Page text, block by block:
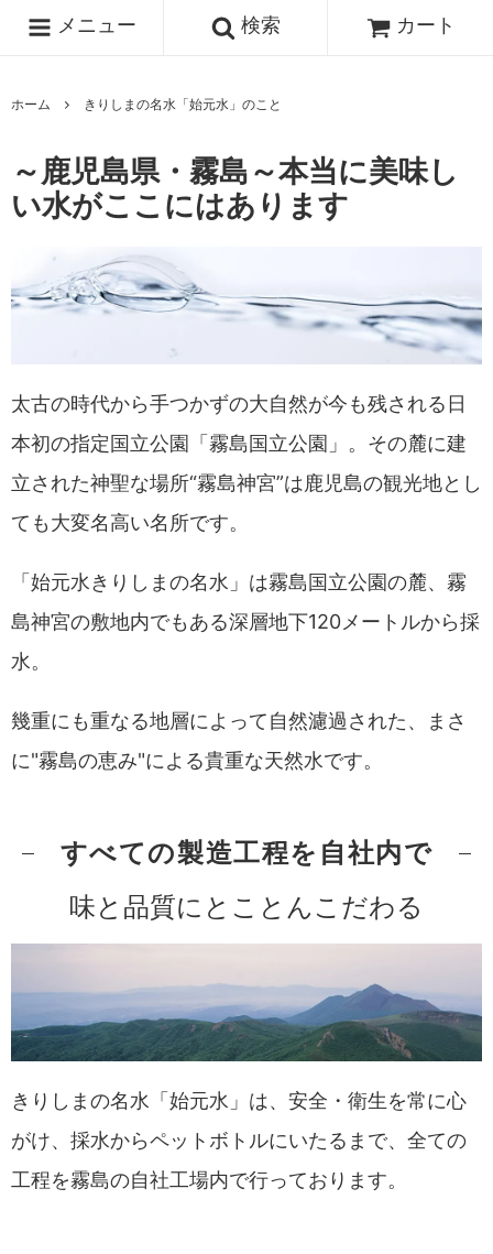
メニュー 検索 カート
ホーム きりしまの名水「始元水」のこと
～鹿児島県・霧島～本当に美味し
い水がここにはあります
太古の時代から手つかずの大自然が今も残される日
本初の指定国立公園「霧島国立公園」。その麓に建
立された神聖な場所“霧島神宮”は鹿児島の観光地とし
ても大変名高い名所です。
「始元水きりしまの名水」は霧島国立公園の麓、霧
島神宮の敷地内でもある深層地下120メートルから採
水。
幾重にも重なる地層によって自然濾過された、まさ
に"霧島の恵み"による貴重な天然水です。
すべての製造工程を自社内で
味と品質にとことんこだわる
きりしまの名水「始元水」は、安全・衛生を常に心
がけ、採水からペットボトルにいたるまで、全ての
工程を霧島の自社工場内で行っております。